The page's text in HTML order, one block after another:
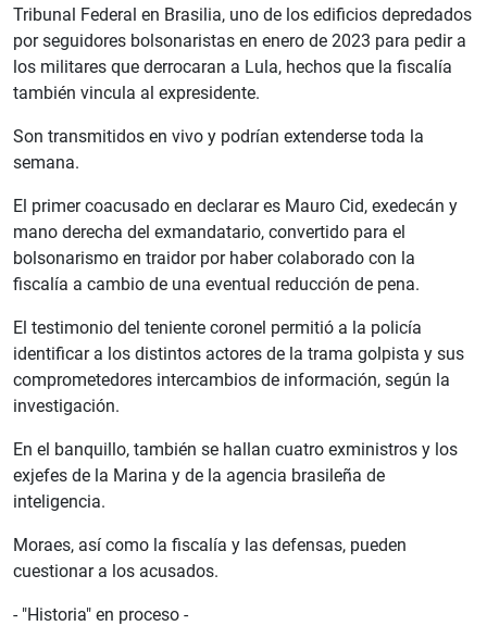
Tribunal Federal en Brasilia, uno de los edificios depredados
por seguidores bolsonaristas en enero de 2023 para pedir a
los militares que derrocaran a Lula, hechos que la fiscalía
también vincula al expresidente.
Son transmitidos en vivo y podrían extenderse toda la
semana.
El primer coacusado en declarar es Mauro Cid, exedecán y
mano derecha del exmandatario, convertido para el
bolsonarismo en traidor por haber colaborado con la
fiscalía a cambio de una eventual reducción de pena.
El testimonio del teniente coronel permitió a la policía
identificar a los distintos actores de la trama golpista y sus
comprometedores intercambios de información, según la
investigación.
En el banquillo, también se hallan cuatro exministros y los
exjefes de la Marina y de la agencia brasileña de
inteligencia.
Moraes, así como la fiscalía y las defensas, pueden
cuestionar a los acusados.
- "Historia" en proceso -